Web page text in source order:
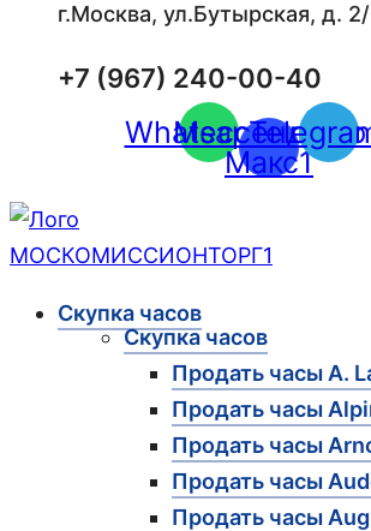
г.Москва, ул.Бутырская, д.
+7 (967) 240-00-40
Whatsapp
Мессенджер
Макс1
Скупка часов
Скупка часов
Продать часы A.
Продать часы
Продать часы
Продать часы
Продать часы